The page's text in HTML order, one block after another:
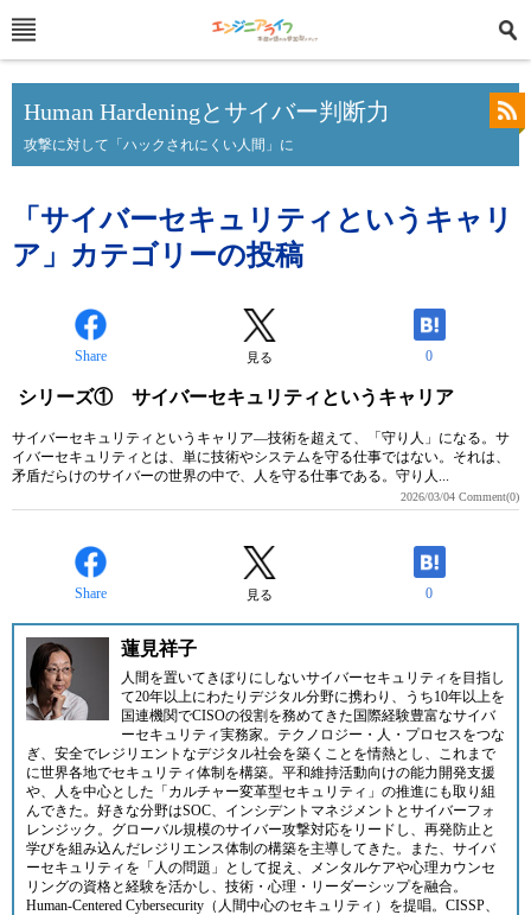
Human Hardeningとサイバー判断力
攻撃に対して「ハックされにくい人間」に
「サイバーセキュリティというキャリ
ア」カテゴリーの投稿
Share 見る 0
シリーズ① サイバーセキュリティというキャリア
サイバーセキュリティというキャリア―技術を超えて、「守り人」になる。サ
イバーセキュリティとは、単に技術やシステムを守る仕事ではない。それは、
矛盾だらけのサイバーの世界の中で、人を守る仕事である。守り人...
2026/03/04 Comment(0)
Share 見る 0
蓮見祥子
人間を置いてきぼりにしないサイバーセキュリティを目指し
て20年以上にわたりデジタル分野に携わり、うち10年以上を
国連機関でCISOの役割を務めてきた国際経験豊富なサイバ
ーセキュリティ実務家。テクノロジー・人・プロセスをつな
ぎ、安全でレジリエントなデジタル社会を築くことを情熱とし、これまで
に世界各地でセキュリティ体制を構築。平和維持活動向けの能力開発支援
や、人を中心とした「カルチャー変革型セキュリティ」の推進にも取り組
んできた。好きな分野はSOC、インシデントマネジメントとサイバーフォ
レンジック。グローバル規模のサイバー攻撃対応をリードし、再発防止と
学びを組み込んだレジリエンス体制の構築を主導してきた。また、サイバ
ーセキュリティを「人の問題」として捉え、メンタルケアや心理カウンセ
リングの資格と経験を活かし、技術・心理・リーダーシップを融合。
Human-Centered Cybersecurity（人間中心のセキュリティ）を提唱。CISSP、